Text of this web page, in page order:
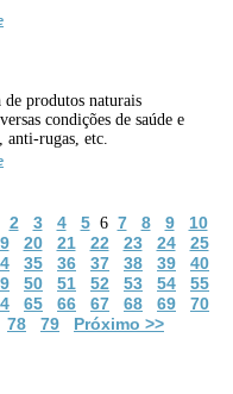
de produtos naturais
condições de saúde e
rugas, etc.
2 3 4 56 7 8 9
10
20 21 22 23 24
25
35 36 37 38 39
40
50 51 52 53 54
55
65 66 67 68 69
70
78 79 Próximo >>